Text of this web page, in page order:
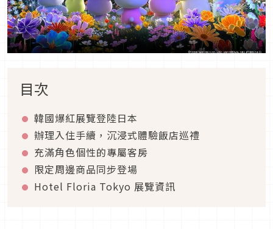
目次
韓國爆紅展覽登陸日本
辦理入住手續，沉浸式體驗飯店巡禮
充滿角色個性的專屬客房
限定周邊商品同步登場
Hotel Floria Tokyo 展覽資訊